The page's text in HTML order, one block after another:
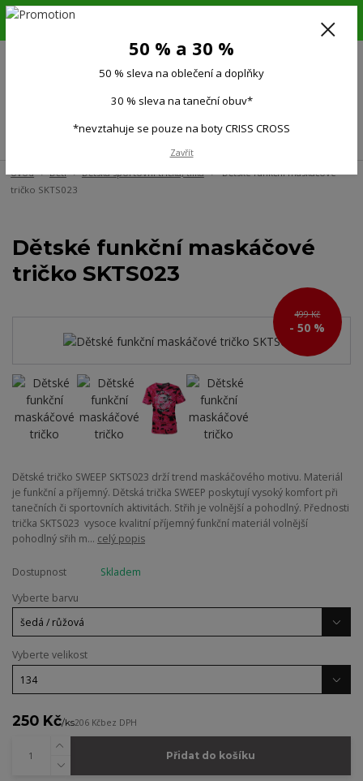
6.-16.8.26. DOVOLENÁ !!! 50 % SLEVA na všechno oblečení a doplňky !!!
(Po-Pá 9:00-15.00)
Úvod Děti Dětská sportovní trička, tílka
Dětské funkční maskáčové
tričko SKTS023
Dětské funkční maskáčové
tričko SKTS023
499 Kč
- 50 %
Dětské tričko SWEEP SKTS023 drží trend maskáčového motivu. Materiál
je funkční a příjemný. Dětská trička SWEEP poskytují vysoký komfort při
tanečních či sportovních aktivitách. Střih je volnější a pohodlný. Přednosti
trička SKTS023 vysoce kvalitní příjemný funkční materiál volnější
pohodlný sřih m... celý popis
Dostupnost
Skladem
Vyberte barvu
Vyberte velikost
250 Kč/ks206 Kčbez DPH
Přidat do košíku
50 % a 30 %
50 % sleva na oblečení a doplňky
30 % sleva na taneční obuv*
*nevztahuje se pouze na boty CRISS CROSS
Zavřít